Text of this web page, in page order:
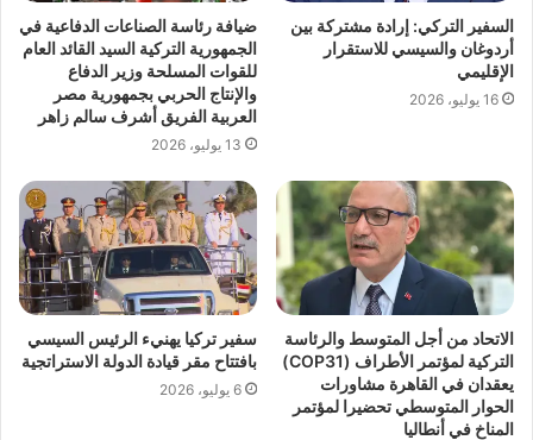
السفير التركي: إرادة مشتركة بين
أردوغان والسيسي للاستقرار
الإقليمي
16 يوليو، 2026
ضيافة رئاسة الصناعات الدفاعية في
الجمهورية التركية السيد القائد العام
للقوات المسلحة وزير الدفاع
والإنتاج الحربي بجمهورية مصر
العربية الفريق أشرف سالم زاهر
13 يوليو، 2026
الاتحاد من أجل المتوسط والرئاسة
التركية لمؤتمر الأطراف (COP31)
يعقدان في القاهرة مشاورات
الحوار المتوسطي تحضيرا لمؤتمر
المناخ في أنطاليا
سفير تركيا يهنيء الرئيس السيسي
بافتتاح مقر قيادة الدولة الاستراتجية
6 يوليو، 2026